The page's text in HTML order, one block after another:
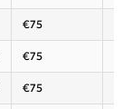
€75
€75
€75